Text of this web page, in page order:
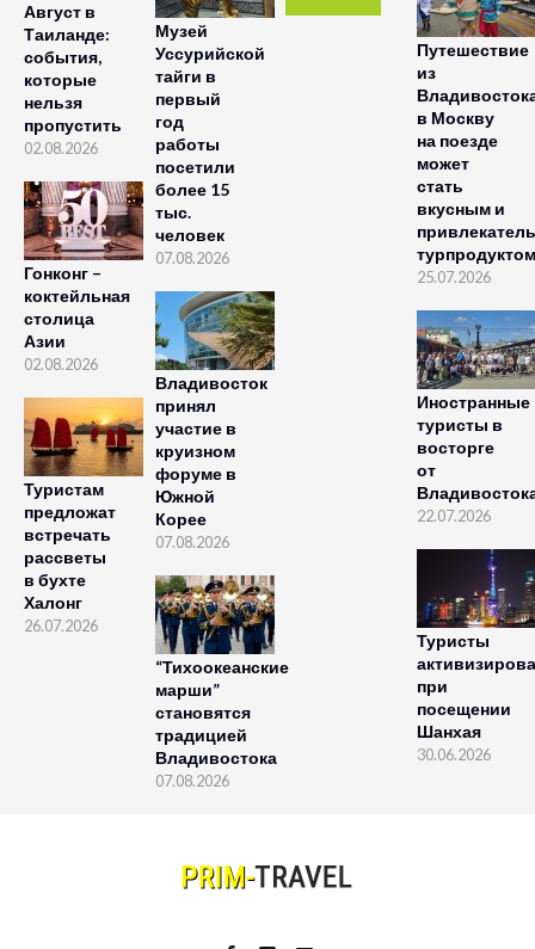
Август в
Таиланде:
события,
которые
нельзя
пропустить
02.08.2026
Гонконг –
коктейльная
столица
Азии
02.08.2026
Туристам
предложат
встречать
рассветы
в бухте
Халонг
26.07.2026
Музей
Уссурийской
тайги в
первый
год
работы
посетили
более 15
тыс.
человек
07.08.2026
Владивосток
принял
участие в
круизном
форуме в
Южной
Корее
07.08.2026
“Тихоокеанские
марши”
становятся
традицией
Владивостока
07.08.2026
Путешествие
из
в Москву
на поезде
может
стать
вкусным и
турпродуктом
25.07.2026
Иностранные
туристы в
восторге
от
22.07.2026
Туристы
при
посещении
Шанхая
30.06.2026